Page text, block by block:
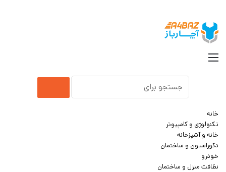
منو
جستجو
خانه
تکنولوژی و کامپیوتر
خانه و آشپزخانه
دکوراسیون و ساختمان
خودرو
نظافت منزل و ساختمان